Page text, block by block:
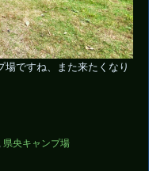
ですね、また来たくなり
県央キャンプ場